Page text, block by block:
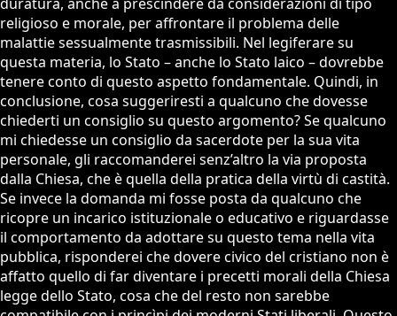
religioso e morale, per affrontare il problema delle
malattie sessualmente trasmissibili. Nel legiferare su
questa materia, lo Stato – anche lo Stato laico – dovrebbe
tenere conto di questo aspetto fondamentale. Quindi, in
conclusione, cosa suggeriresti a qualcuno che dovesse
chiederti un consiglio su questo argomento? Se qualcuno
mi chiedesse un consiglio da sacerdote per la sua vita
personale, gli raccomanderei senz’altro la via proposta
dalla Chiesa, che è quella della pratica della virtù di castità.
Se invece la domanda mi fosse posta da qualcuno che
ricopre un incarico istituzionale o educativo e riguardasse
il comportamento da adottare su questo tema nella vita
pubblica, risponderei che dovere civico del cristiano non è
affatto quello di far diventare i precetti morali della Chiesa
legge dello Stato, cosa che del resto non sarebbe